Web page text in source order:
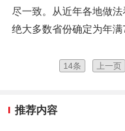
尽一致。从近年各地做
绝大多数省份确定为年满
14条 上一页
推荐内容